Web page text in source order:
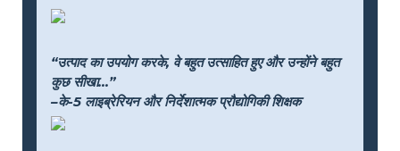
“उत्पाद का उपयोग करके, वे बहुत उत्साहित हुए और उन्होंने बहुत
कुछ सीखा...”
–के-5 लाइब्रेरियन और निर्देशात्मक प्रौद्योगिकी शिक्षक